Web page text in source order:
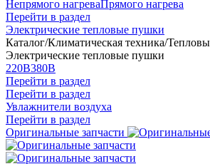
Непрямого нагреваПрямого нагрева
Перейти в раздел
Электрические тепловые пушки
Каталог/Климатическая техника/
Электрические тепловые пушки
220В380В
Перейти в раздел
Перейти в раздел
Увлажнители воздуха
Перейти в раздел
Оригинальные запчасти